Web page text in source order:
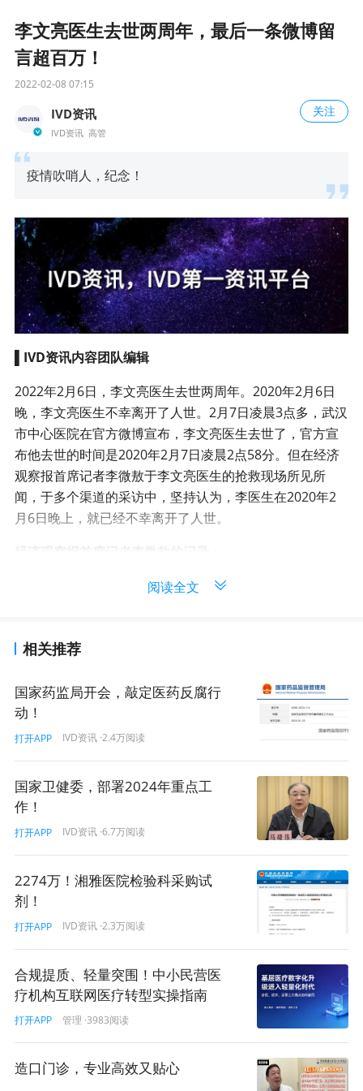
李文亮医生去世两周年，最后一条微博留
言超百万！
2022-02-08 07:15
IVD资讯
IVD资讯 高管
关注
疫情吹哨人，纪念！
▌IVD资讯内容团队编辑
2022年2月6日，李文亮医生去世两周年。2020年2月6日
晚，李文亮医生不幸离开了人世。2月7日凌晨3点多，武汉
市中心医院在官方微博宣布，李文亮医生去世了，官方宣
布他去世的时间是2020年2月7日凌晨2点58分。但在经济
观察报首席记者李微敖于李文亮医生的抢救现场所见所
闻，于多个渠道的采访中，坚持认为，李医生在2020年2
月6日晚上，就已经不幸离开了人世。
经济观察报首席记者李微敖的记录：
我们又往其他楼层找找看，在其他楼层遇到了不少医生和
候，那女孩子突然哭了。因为RICU病房里传出来消息，尽
https://mp.weixin.qq.com/s/1IuxQkGnvlLcIj5zsAJTIg
人们纪念李文亮医生，是因为李文亮医生是2019年12月最
早预警疫情危险的医生之一，以及李文亮医生在微信群发
表有关华南水果海鲜市场疫情被训诫。
“一个健康的社会不应该只有一种声音”，这是李文亮医生
病重之时接受《财新》专访时的肺腑之言，也是社会最基
本的常识之一。
李文亮医生最后一条微博有一百多万条评论。
2021年时的评论：我代表我自己来表彰你了……
2020年1月3日，武汉市公安局武昌分局中南路街派出所对
李文亮在微信群发表有关华南水果海鲜市场确诊7例SARS
的不实言论作出了训诫。
相关推荐
国家药监局开会，敲定医药反腐行
动！
打开APP IVD资讯 ·2.4万阅读
国家卫健委，部署2024年重点工
作！
打开APP IVD资讯 ·6.7万阅读
2274万！湘雅医院检验科采购试
剂！
打开APP IVD资讯 ·2.3万阅读
合规提质、轻量突围！中小民营医
疗机构互联网医疗转型实操指南
打开APP 管理 ·3983阅读
造口门诊，专业高效又贴心